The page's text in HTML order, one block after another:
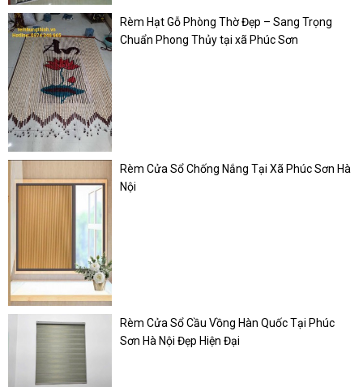
Rèm Hạt Gỗ Phòng Thờ Đẹp – Sang Trọng
Chuẩn Phong Thủy tại xã Phúc Sơn
Rèm Cửa Sổ Chống Nắng Tại Xã Phúc Sơn Hà
Nội
Rèm Cửa Sổ Cầu Vồng Hàn Quốc Tại Phúc
Sơn Hà Nội Đẹp Hiện Đại